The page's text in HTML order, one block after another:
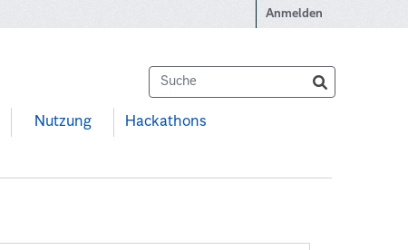
Anmelden
Nutzung Hackathons